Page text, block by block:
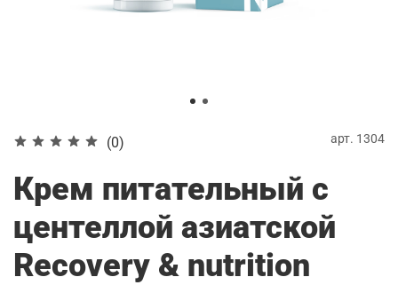
(0) арт. 1304
Крем питательный с
центеллой азиатской
Recovery & nutrition